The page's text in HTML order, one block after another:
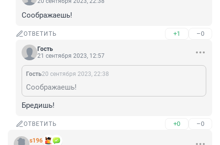
Соображаешь!
ОТВЕТИТЬ +1 –0
Гость
21 сентября 2023, 12:57
Гость20 сентября 2023, 22:38
Соображаешь!
Бредишь!
ОТВЕТИТЬ +0 –0
s196